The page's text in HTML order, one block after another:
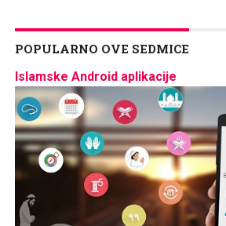
POPULARNO OVE SEDMICE
Islamske Android aplikacije